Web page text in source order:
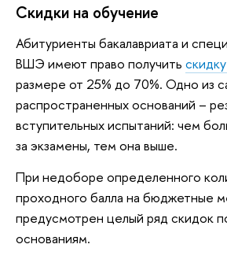
Скидки на обучение
Абитуриенты бакалавриата и
ВШЭ имеют право получить
размере от 25% до 70%. Одно из
распространенных оснований –
вступительных испытаний: чем
за экзамены, тем она выше.
При недоборе определенного
проходного балла на бюджетные
предусмотрен целый ряд скидок
основаниям.